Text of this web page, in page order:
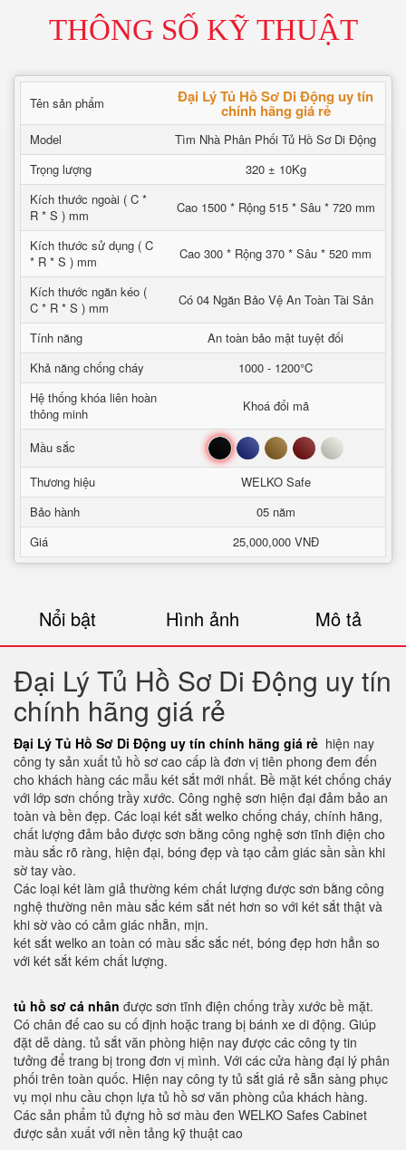
THÔNG SỐ KỸ THUẬT
Tên sản phẩm Đại Lý Tủ Hồ Sơ Di Động uy tín
chính hãng giá rẻ
Model
Tìm Nhà Phân Phối Tủ Hồ Sơ Di Động
Trọng lượng
320 ± 10Kg
Kích thước ngoài ( C *
R * S ) mm
Cao 1500 * Rộng 515 * Sâu * 720 mm
Kích thước sử dụng ( C
* R * S ) mm
Cao 300 * Rộng 370 * Sâu * 520 mm
Kích thước ngăn kéo (
C * R * S ) mm
Có 04 Ngăn Bảo Vệ An Toàn Tài Sản
Tính năng
An toàn bảo mật tuyệt đối
Khả năng chống cháy
1000 - 1200°C
Hệ thống khóa liên hoàn
thông minh
Khoá đổi mã
Mầu sắc Đen Xanh Nâu Đỏ Trắng
Thương hiệu
WELKO Safe
Bảo hành
05 năm
Giá
25,000,000 VNĐ
Nổi bật Hình ảnh Mô tả
Đại Lý Tủ Hồ Sơ Di Động uy tín
chính hãng giá rẻ
Đại Lý Tủ Hồ Sơ Di Động uy tín chính hãng giá rẻ hiện nay
công ty sản xuất tủ hồ sơ cao cấp là đơn vị tiên phong đem đến
cho khách hàng các mẫu két sắt mới nhất. Bề mặt két chống cháy
với lớp sơn chống trầy xước. Công nghệ sơn hiện đại đảm bảo an
toàn và bền đẹp. Các loại két sắt welko chống cháy, chính hãng,
chất lượng đảm bảo được sơn bằng công nghệ sơn tĩnh điện cho
màu sắc rõ ràng, hiện đại, bóng đẹp và tạo cảm giác sần sần khi
sờ tay vào.
Các loại két làm giả thường kém chất lượng được sơn bằng công
nghệ thường nên màu sắc kém sắt nét hơn so với két sắt thật và
khi sờ vào có cảm giác nhẵn, mịn.
két sắt welko an toàn có màu sắc sắc nét, bóng đẹp hơn hẳn so
với két sắt kém chất lượng.
tủ hồ sơ cá nhân được sơn tĩnh điện chống trầy xước bề mặt.
Có chân đế cao su cố định hoặc trang bị bánh xe di động. Giúp
đặt dễ dàng. tủ sắt văn phòng hiện nay được các công ty tin
tưởng để trang bị trong đơn vị mình. Với các cửa hàng đại lý phân
phối trên toàn quốc. Hiện nay công ty tủ sắt giá rẻ sẵn sàng phục
vụ mọi nhu cầu chọn lựa tủ hồ sơ văn phòng của khách hàng.
Các sản phẩm tủ đựng hồ sơ màu đen WELKO Safes Cabinet
được sản xuất với nền tảng kỹ thuật cao